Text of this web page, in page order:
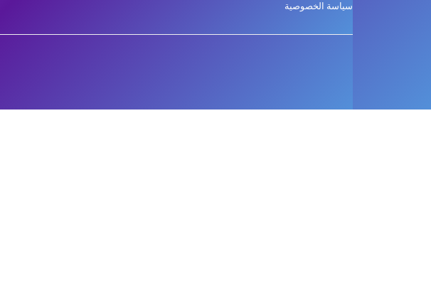
سياسة الخصوصية